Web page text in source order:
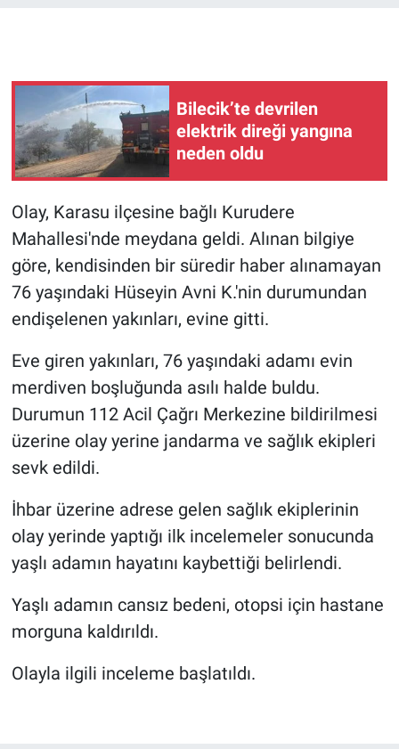
Bilecik’te devrilen
elektrik direği yangına
neden oldu
Olay, Karasu ilçesine bağlı Kurudere
Mahallesi'nde meydana geldi. Alınan bilgiye
göre, kendisinden bir süredir haber alınamayan
76 yaşındaki Hüseyin Avni K.'nin durumundan
endişelenen yakınları, evine gitti.
Eve giren yakınları, 76 yaşındaki adamı evin
merdiven boşluğunda asılı halde buldu.
Durumun 112 Acil Çağrı Merkezine bildirilmesi
üzerine olay yerine jandarma ve sağlık ekipleri
sevk edildi.
İhbar üzerine adrese gelen sağlık ekiplerinin
olay yerinde yaptığı ilk incelemeler sonucunda
yaşlı adamın hayatını kaybettiği belirlendi.
Yaşlı adamın cansız bedeni, otopsi için hastane
morguna kaldırıldı.
Olayla ilgili inceleme başlatıldı.